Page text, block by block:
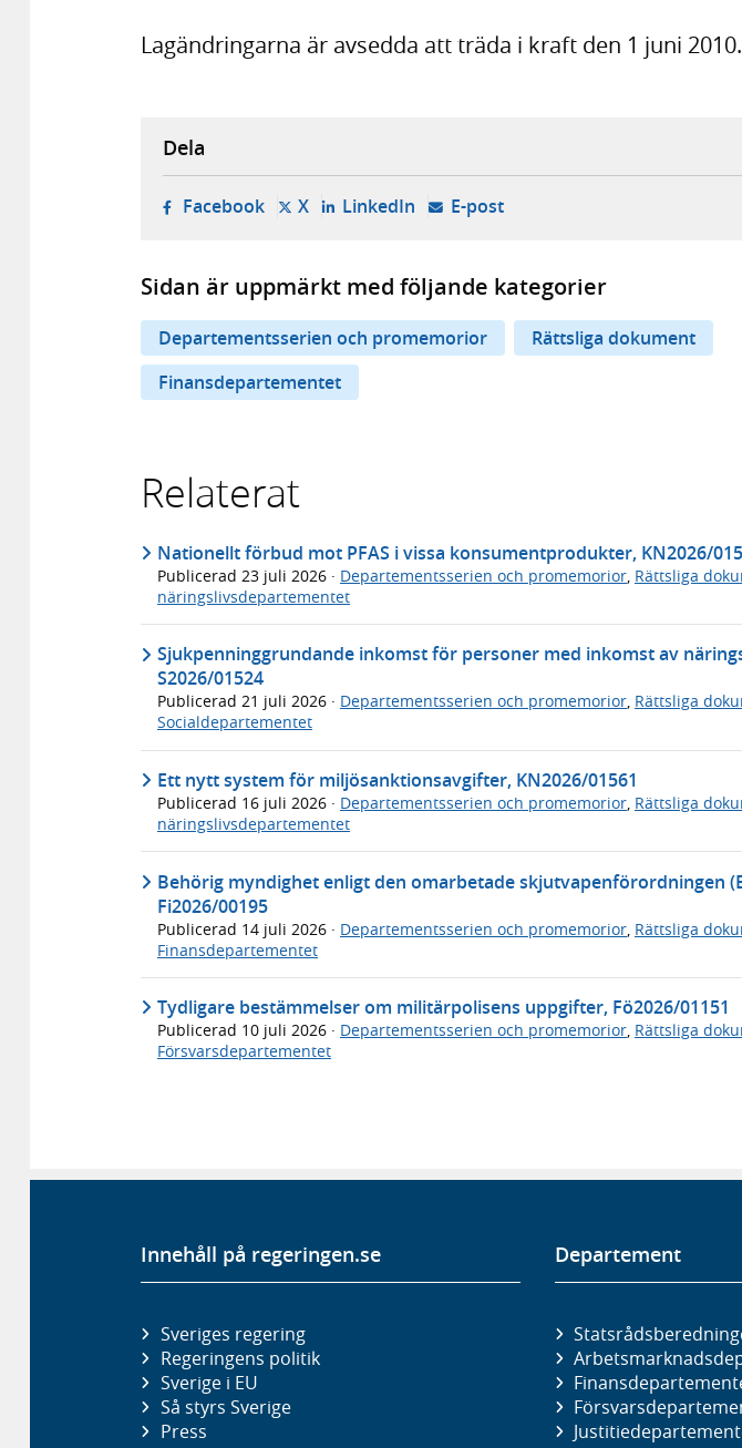
Lagändringarna är avsedda att träda i kraft den 1 juni 2010.
Dela
Facebook- öppnas i ny flik, extern webbplats,
X- öppnas i ny flik, extern webbplats,
LinkedIn- öppnas i ny flik, extern webbplats,
E-post- öppnar din e-postklient,
Sidan är uppmärkt med följande kategorier
Departementsserien och promemorior
Rättsliga dokument
Finansdepartementet
Relaterat
Nationellt förbud mot PFAS i vissa konsumentprodukter, KN2026/
Publicerad 23 juli 2026 · Departementsserien och promemorior Rättsliga
näringslivsdepartementet
Sjukpenninggrundande inkomst för personer med inkomst av
S2026/01524
Publicerad 21 juli 2026 · Departementsserien och promemorior, Rättsliga
Socialdepartementet
Ett nytt system för miljösanktionsavgifter, KN2026/01561
Publicerad 16 juli 2026 · Departementsserien och promemorior, Rättsliga
näringslivsdepartementet
Behörig myndighet enligt den omarbetade skjutvapenförordningen
Fi2026/00195
Publicerad 14 juli 2026 · Departementsserien och promemorior Rättsliga
Finansdepartementet
Tydligare bestämmelser om militärpolisens uppgifter, Fö2026/01151
Publicerad 10 juli 2026 · Departementsserien och promemorior, Rättsliga
Försvarsdepartementet
Innehåll på regeringen.se
Sveriges regering
Regeringens politik
Sverige i EU
Så styrs Sverige
Press
Departement